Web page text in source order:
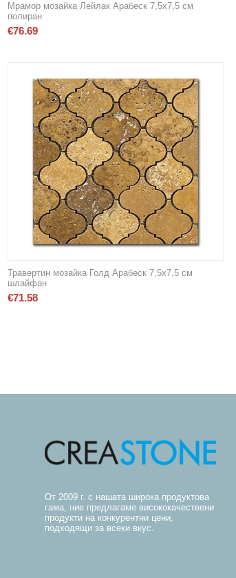
Мрамор мозайка Лейлак Арабеск 7,5х7,5 см
полиран
€76.69
Травертин мозайка Голд Арабеск 7,5х7,5 см
шлайфан
€71.58
От 2009 г. с нашата широка продуктова
гама, ние предлагаме висококачествени
продукти на конкурентни цени,
подходящи за всеки вкус.